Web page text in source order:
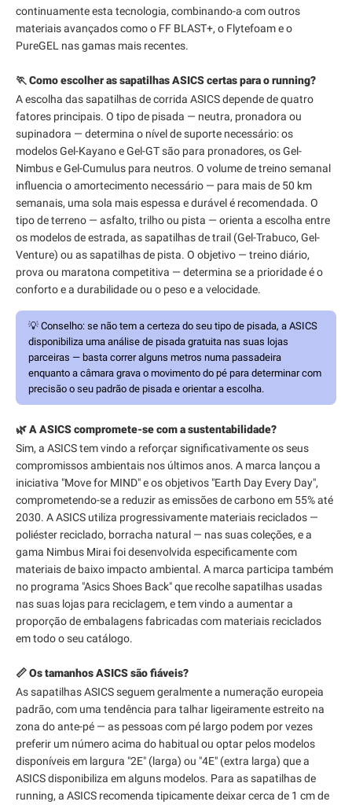
continuamente esta tecnologia, combinando-a com outros
materiais avançados como o FF BLAST+, o Flytefoam e o
PureGEL nas gamas mais recentes.
🏃 Como escolher as sapatilhas ASICS certas para o running?
A escolha das sapatilhas de corrida ASICS depende de quatro
fatores principais. O tipo de pisada — neutra, pronadora ou
supinadora — determina o nível de suporte necessário: os
modelos Gel-Kayano e Gel-GT são para pronadores, os Gel-
Nimbus e Gel-Cumulus para neutros. O volume de treino semanal
influencia o amortecimento necessário — para mais de 50 km
semanais, uma sola mais espessa e durável é recomendada. O
tipo de terreno — asfalto, trilho ou pista — orienta a escolha entre
os modelos de estrada, as sapatilhas de trail (Gel-Trabuco, Gel-
Venture) ou as sapatilhas de pista. O objetivo — treino diário,
prova ou maratona competitiva — determina se a prioridade é o
conforto e a durabilidade ou o peso e a velocidade.
💡 Conselho: se não tem a certeza do seu tipo de pisada, a ASICS
disponibiliza uma análise de pisada gratuita nas suas lojas
parceiras — basta correr alguns metros numa passadeira
enquanto a câmara grava o movimento do pé para determinar com
precisão o seu padrão de pisada e orientar a escolha.
🌿 A ASICS compromete-se com a sustentabilidade?
Sim, a ASICS tem vindo a reforçar significativamente os seus
compromissos ambientais nos últimos anos. A marca lançou a
iniciativa "Move for MIND" e os objetivos "Earth Day Every Day",
comprometendo-se a reduzir as emissões de carbono em 55% até
2030. A ASICS utiliza progressivamente materiais reciclados —
poliéster reciclado, borracha natural — nas suas coleções, e a
gama Nimbus Mirai foi desenvolvida especificamente com
materiais de baixo impacto ambiental. A marca participa também
no programa "Asics Shoes Back" que recolhe sapatilhas usadas
nas suas lojas para reciclagem, e tem vindo a aumentar a
proporção de embalagens fabricadas com materiais reciclados
em todo o seu catálogo.
📏 Os tamanhos ASICS são fiáveis?
As sapatilhas ASICS seguem geralmente a numeração europeia
padrão, com uma tendência para talhar ligeiramente estreito na
zona do ante-pé — as pessoas com pé largo podem por vezes
preferir um número acima do habitual ou optar pelos modelos
disponíveis em largura "2E" (larga) ou "4E" (extra larga) que a
ASICS disponibiliza em alguns modelos. Para as sapatilhas de
running, a ASICS recomenda tipicamente deixar cerca de 1 cm de